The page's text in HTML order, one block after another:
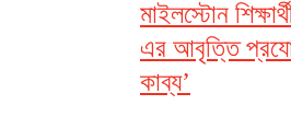
মাইলস্টোন
এর আবৃত্তি
কাব্য’